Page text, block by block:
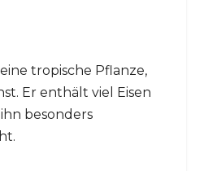
tropische Pflanze,
Er enthält viel Eisen
besonders